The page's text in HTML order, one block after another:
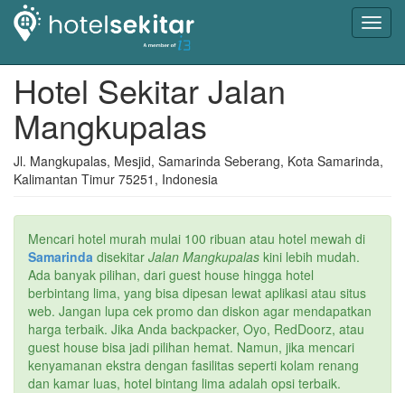
Hotel Sekitar Jalan
Mangkupalas
Jl. Mangkupalas, Mesjid, Samarinda Seberang, Kota Samarinda,
Kalimantan Timur 75251, Indonesia
Mencari hotel murah mulai 100 ribuan atau hotel mewah di
Samarinda disekitar Jalan Mangkupalas kini lebih mudah.
Ada banyak pilihan, dari guest house hingga hotel
berbintang lima, yang bisa dipesan lewat aplikasi atau situs
web. Jangan lupa cek promo dan diskon agar mendapatkan
harga terbaik. Jika Anda backpacker, Oyo, RedDoorz, atau
guest house bisa jadi pilihan hemat. Namun, jika mencari
kenyamanan ekstra dengan fasilitas seperti kolam renang
dan kamar luas, hotel bintang lima adalah opsi terbaik.